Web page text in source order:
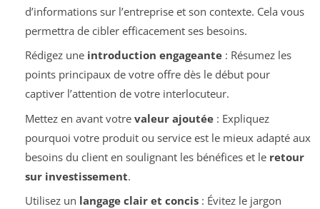
d’informations sur l’entreprise et son contexte. Cela vous
permettra de cibler efficacement ses besoins.
Rédigez une introduction engageante: Résumez les
points principaux de votre offre dès le début pour
captiver l’attention de votre interlocuteur.
Mettez en avant votre valeur ajoutée: Expliquez
pourquoi votre produit ou service est le mieux adapté aux
besoins du client en soulignant les bénéfices et le retour
sur investissement.
Utilisez un langage clair et concis: Évitez le jargon